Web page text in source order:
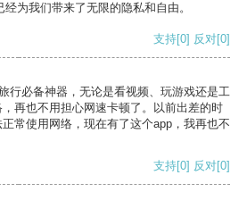
为我们带来了无限的隐私和自由。
支持[0] 反对[0]
行必备神器，无论是看视频、玩游戏还是工
再也不用担心网速卡顿了。以前出差的时
常使用网络，现在有了这个app，我再也不
支持[0] 反对[0]